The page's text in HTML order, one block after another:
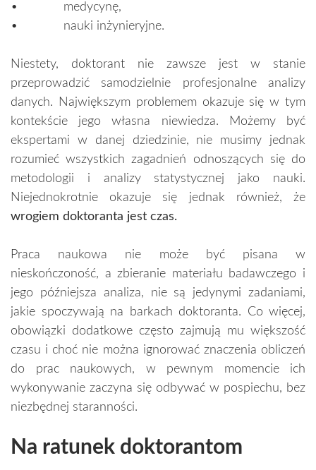
• medycynę,
• nauki inżynieryjne.
Niestety, doktorant nie zawsze jest w stanie
przeprowadzić samodzielnie profesjonalne analizy
danych. Największym problemem okazuje się w tym
kontekście jego własna niewiedza. Możemy być
ekspertami w danej dziedzinie, nie musimy jednak
rozumieć wszystkich zagadnień odnoszących się do
metodologii i analizy statystycznej jako nauki.
Niejednokrotnie okazuje się jednak również, że
wrogiem doktoranta jest czas.
Praca naukowa nie może być pisana w
nieskończoność, a zbieranie materiału badawczego i
jego późniejsza analiza, nie są jedynymi zadaniami,
jakie spoczywają na barkach doktoranta. Co więcej,
obowiązki dodatkowe często zajmują mu większość
czasu i choć nie można ignorować znaczenia obliczeń
do prac naukowych, w pewnym momencie ich
wykonywanie zaczyna się odbywać w pospiechu, bez
niezbędnej staranności.
Na ratunek doktorantom